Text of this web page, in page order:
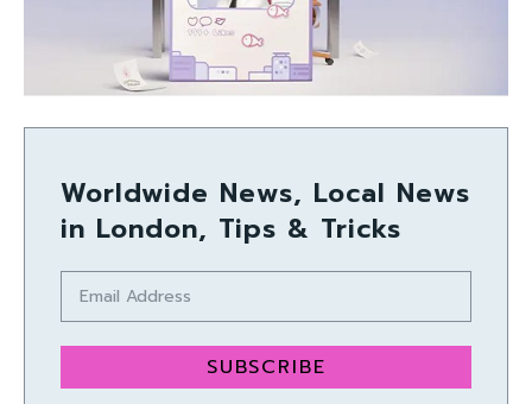
Worldwide News, Local News
in London, Tips & Tricks
SUBSCRIBE